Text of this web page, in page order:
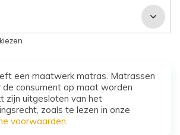
een maatwerk matras. Matrassen
de consument op maat worden
zijn uitgesloten van het
zoals te lezen in onze
voorwaarden